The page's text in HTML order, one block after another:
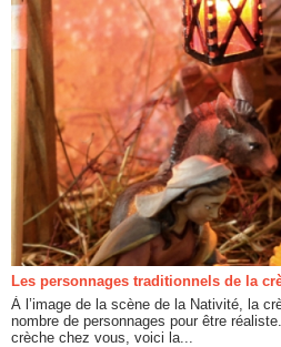
Les personnages traditionnels de la
À l’image de la scène de la Nativité, la
nombre de personnages pour être
crèche chez vous, voici la...